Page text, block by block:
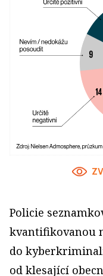
Policie
kvantifikovanou
do
od klesající